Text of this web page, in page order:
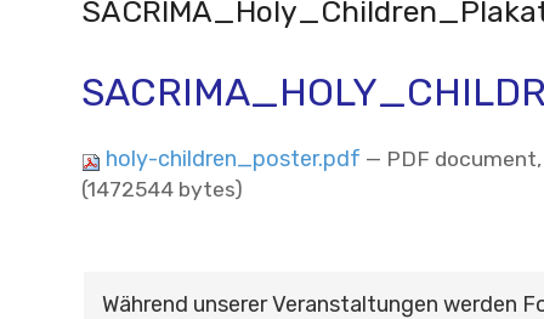
holy-children_poster.pdf — PDF document,
(1472544 bytes)
Während unserer Veranstaltungen werden